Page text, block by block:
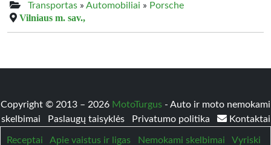
Transportas » Automobiliai » Porsche
Vilniaus m. sav.,
Copyright © 2013 – 2026 MotoTurgus - Auto ir moto nemokami
skelbimai
Paslaugų taisyklės Privatumo politika Kontaktai
Receptai Apie vaistus ir ligas Nemokami skelbimai Vyriski